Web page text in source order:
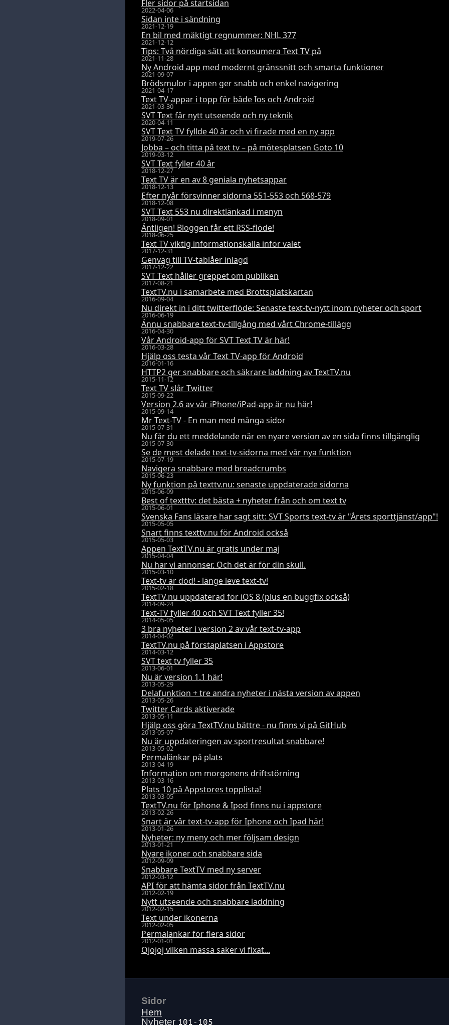
Fler sidor på startsidan
2022-04-06
Sidan inte i sändning
2021-12-19
En bil med mäktigt regnummer: NHL 377
2021-12-12
Tips: Två nördiga sätt att konsumera Text TV på
2021-11-28
Ny Android app med modernt gränssnitt och smarta funktioner
2021-09-07
Brödsmulor i appen ger snabb och enkel navigering
2021-04-17
Text TV-appar i topp för både Ios och Android
2021-03-30
SVT Text får nytt utseende och ny teknik
2020-04-11
SVT Text TV fyllde 40 år och vi firade med en ny app
2019-07-26
Jobba – och titta på text tv – på mötesplatsen Goto 10
2019-03-12
SVT Text fyller 40 år
2018-12-27
Text TV är en av 8 geniala nyhetsappar
2018-12-13
Efter nyår försvinner sidorna 551-553 och 568-579
2018-12-08
SVT Text 553 nu direktlänkad i menyn
2018-09-01
Äntligen! Bloggen får ett RSS-flöde!
2018-06-25
Text TV viktig informationskälla inför valet
2017-12-31
Genväg till TV-tablåer inlagd
2017-12-22
SVT Text håller greppet om publiken
2017-08-21
TextTV.nu i samarbete med Brottsplatskartan
2016-09-04
Nu direkt in i ditt twitterflöde: Senaste text-tv-nytt inom nyheter och sport
2016-06-19
Ännu snabbare text-tv-tillgång med vårt Chrome-tillägg
2016-04-30
Vår Android-app för SVT Text TV är här!
2016-03-28
Hjälp oss testa vår Text TV-app för Android
2016-01-16
HTTP2 ger snabbare och säkrare laddning av TextTV.nu
2015-11-12
Text TV slår Twitter
2015-09-22
Version 2.6 av vår iPhone/iPad-app är nu här!
2015-09-14
Mr Text-TV - En man med många sidor
2015-07-31
Nu får du ett meddelande när en nyare version av en sida finns tillgänglig
2015-07-30
Se de mest delade text-tv-sidorna med vår nya funktion
2015-07-19
Navigera snabbare med breadcrumbs
2015-06-23
Ny funktion på texttv.nu: senaste uppdaterade sidorna
2015-06-09
Best of textttv: det bästa + nyheter från och om text tv
2015-06-01
Svenska Fans läsare har sagt sitt: SVT Sports text-tv är "Årets sporttjänst/app"!
2015-05-05
Snart finns texttv.nu för Android också
2015-05-03
Appen TextTV.nu är gratis under maj
2015-04-04
Nu har vi annonser. Och det är för din skull.
2015-03-10
Text-tv är död! - länge leve text-tv!
2015-02-18
TextTV.nu uppdaterad för iOS 8 (plus en buggfix också)
2014-09-24
Text-TV fyller 40 och SVT Text fyller 35!
2014-05-05
3 bra nyheter i version 2 av vår text-tv-app
2014-04-02
TextTV.nu på förstaplatsen i Appstore
2014-03-12
SVT text tv fyller 35
2013-06-01
Nu är version 1.1 här!
2013-05-29
Delafunktion + tre andra nyheter i nästa version av appen
2013-05-26
Twitter Cards aktiverade
2013-05-11
Hjälp oss göra TextTV.nu bättre - nu finns vi på GitHub
2013-05-07
Nu är uppdateringen av sportresultat snabbare!
2013-05-02
Permalänkar på plats
2013-04-19
Information om morgonens driftstörning
2013-03-16
Plats 10 på Appstores topplista!
2013-03-05
TextTV.nu för Iphone & Ipod finns nu i appstore
2013-02-26
Snart är vår text-tv-app för Iphone och Ipad här!
2013-01-26
Nyheter: ny meny och mer följsam design
2013-01-21
Nyare ikoner och snabbare sida
2012-09-09
Snabbare TextTV med ny server
2012-03-12
API för att hämta sidor från TextTV.nu
2012-02-19
Nytt utseende och snabbare laddning
2012-02-15
Text under ikonerna
2012-02-05
Permalänkar för flera sidor
2012-01-01
Ojojoj vilken massa saker vi fixat...
Sidor
Hem
Nyheter 101-105